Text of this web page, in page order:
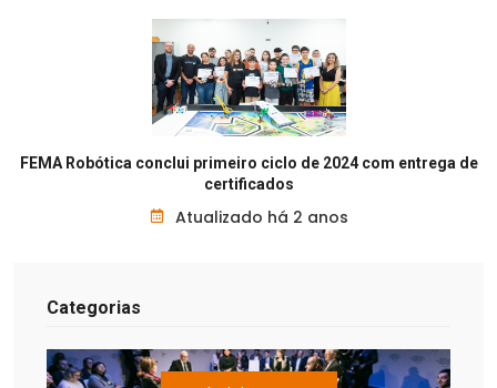
FEMA Robótica conclui primeiro ciclo de 2024 com entrega de
certificados
Atualizado há 2 anos
Categorias